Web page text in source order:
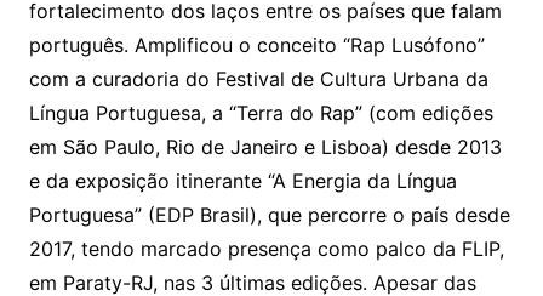
fortalecimento dos laços entre os países que falam
português. Amplificou o conceito “Rap Lusófono”
com a curadoria do Festival de Cultura Urbana da
Língua Portuguesa, a “Terra do Rap” (com edições
em São Paulo, Rio de Janeiro e Lisboa) desde 2013
e da exposição itinerante “A Energia da Língua
Portuguesa” (EDP Brasil), que percorre o país desde
2017, tendo marcado presença como palco da FLIP,
em Paraty-RJ, nas 3 últimas edições. Apesar das